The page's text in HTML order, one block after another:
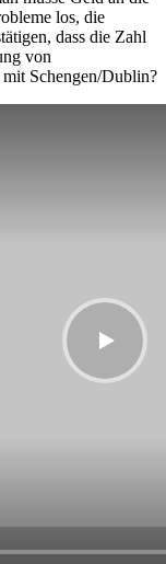
los, die
dass die Zahl
von
Schengen/Dublin?